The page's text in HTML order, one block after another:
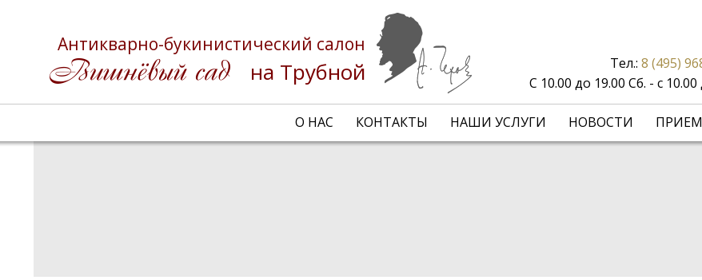
Антикварно-букинистический салон
на Трубной
О НАС КОНТАКТЫ НАШИ УСЛУГИ НОВОСТИ
Тел.: 8 (495)
С 10.00 до 19.00 Сб. - с